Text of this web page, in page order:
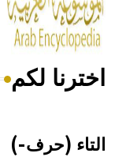
أجود أنواعه،
هل تعلم أن
اخترنا لكم
التاء (حرف-)